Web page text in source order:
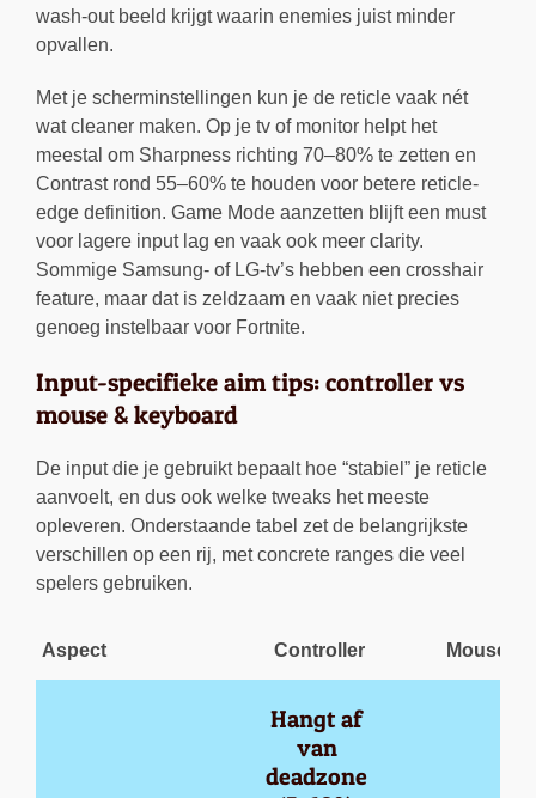
wash-out beeld krijgt waarin enemies juist minder
opvallen.
Met je scherminstellingen kun je de reticle vaak nét
wat cleaner maken. Op je tv of monitor helpt het
meestal om Sharpness richting 70–80% te zetten en
Contrast rond 55–60% te houden voor betere reticle-
edge definition. Game Mode aanzetten blijft een must
voor lagere input lag en vaak ook meer clarity.
Sommige Samsung- of LG-tv’s hebben een crosshair
feature, maar dat is zeldzaam en vaak niet precies
genoeg instelbaar voor Fortnite.
Input-specifieke aim tips: controller vs
mouse & keyboard
De input die je gebruikt bepaalt hoe “stabiel” je reticle
aanvoelt, en dus ook welke tweaks het meeste
opleveren. Onderstaande tabel zet de belangrijkste
verschillen op een rij, met concrete ranges die veel
spelers gebruiken.
Aspect Controller Mouse &
Hangt af
van
deadzone